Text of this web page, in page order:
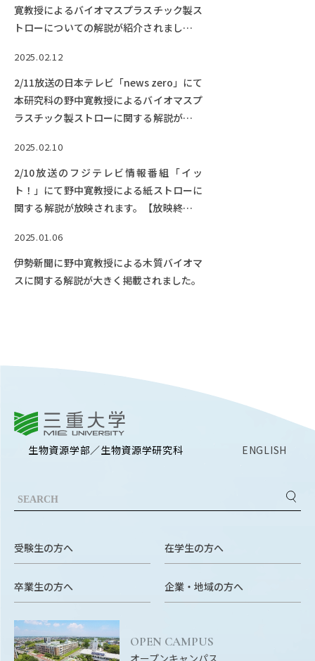
Facebook
X YouTube
附属教育研究施設
FACULTY
教員一覧
BULLETIN
生物資源学研究科紀要
寛教授によるバイオマスプラスチック製ス
トローについての解説が紹介されました。
2025.02.12
2/11放送の日本テレビ「news zero」にて
本研究科の野中寛教授によるバイオマスプ
ラスチック製ストローに関する解説が紹介
2025.02.10
2/10放送のフジテレビ情報番組「イッ
ト！」にて野中寛教授による紙ストローに
関する解説が放映されます。【放映終了。
2025.01.06
伊勢新聞に野中寛教授による木質バイオマ
スに関する解説が大きく掲載されました。
生物資源学部／生物資源学研究科 ENGLISH
受験生の方へ 在学生の方へ
卒業生の方へ 企業・地域の方へ
OPEN CAMPUS
オープンキャンパス